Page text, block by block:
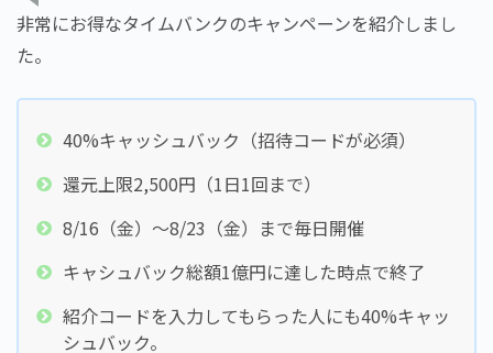
非常にお得なタイムバンクのキャンペーンを紹介しまし
た。
40%キャッシュバック（招待コードが必須）
還元上限2,500円（1日1回まで）
8/16（金）～8/23（金）まで毎日開催
キャシュバック総額1億円に達した時点で終了
紹介コードを入力してもらった人にも40%キャッ
シュバック。